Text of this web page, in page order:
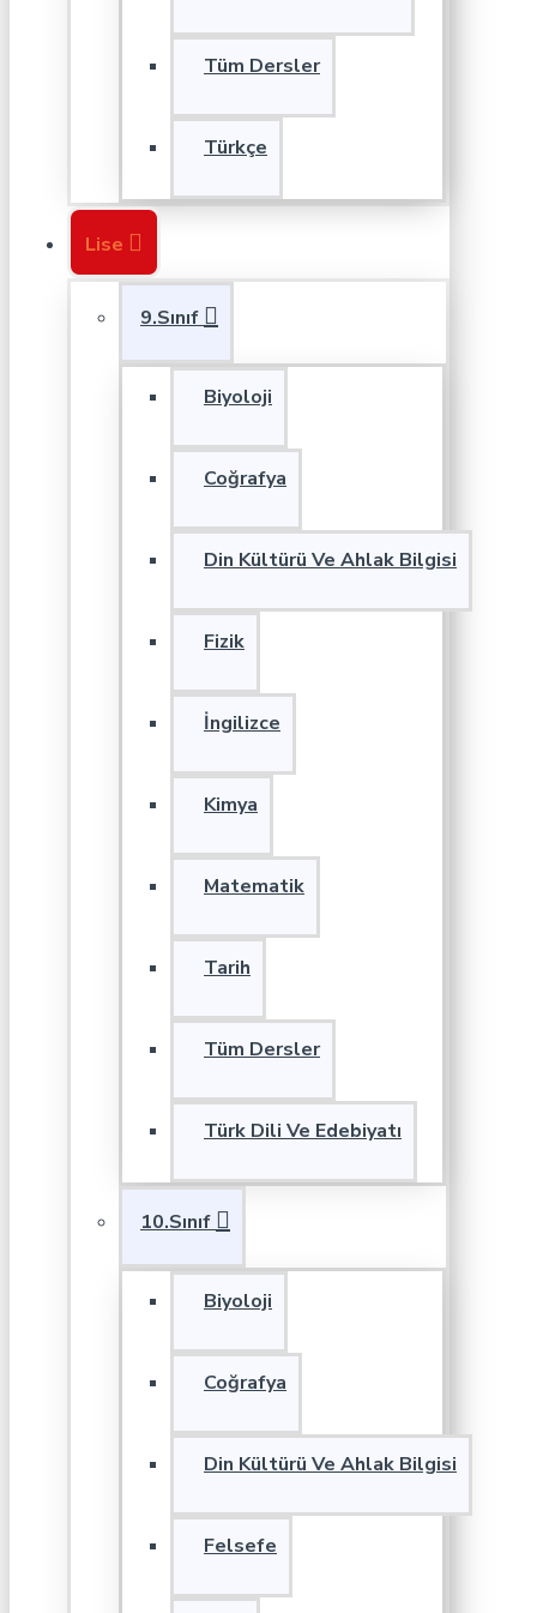
Tüm Dersler
Türkçe
Lise
9.Sınıf
Biyoloji
Coğrafya
Din Kültürü Ve Ahlak Bilgisi
Fizik
İngilizce
Kimya
Matematik
Tarih
Tüm Dersler
Türk Dili Ve Edebiyatı
10.Sınıf
Biyoloji
Coğrafya
Din Kültürü Ve Ahlak Bilgisi
Felsefe